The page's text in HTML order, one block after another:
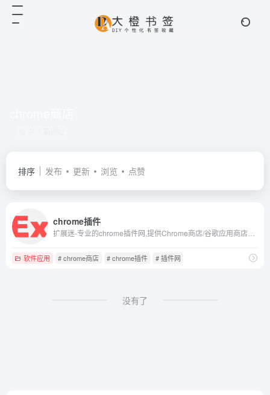
排序 发布 更新 浏览 点赞
chrome插件
软件应用 # chrome商店 # chrome插件 # 插件网
没有了